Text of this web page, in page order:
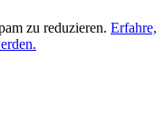
zu reduzieren. Erfahre,